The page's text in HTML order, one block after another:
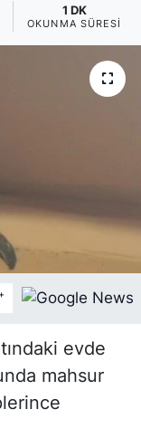
1 DK
OKUNMA SÜRESI
+
evde
mahsur